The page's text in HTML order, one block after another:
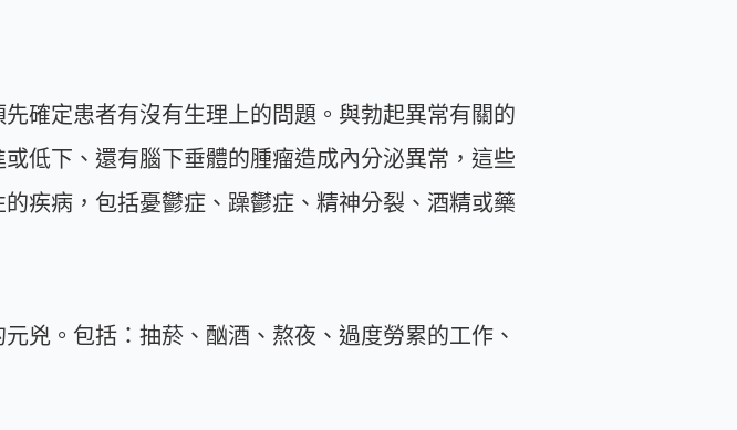
確定患者有沒有生理上的問題。與勃起異常有關的
低下、還有腦下垂體的腫瘤造成內分泌異常，這些
疾病，包括憂鬱症、躁鬱症、精神分裂、酒精或藥
兇。包括：抽菸、酗酒、熬夜、過度勞累的工作、